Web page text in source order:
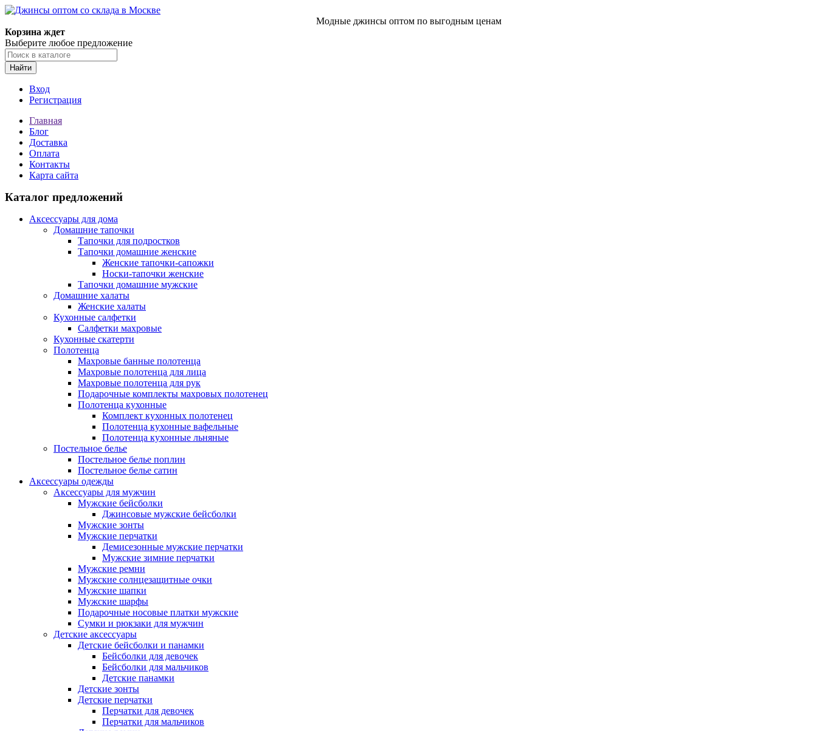
Модные джинсы оптом по выгодным ценам
Корзина ждет
Выберите любое предложение
Найти
Вход
Регистрация
Главная
Блог
Доставка
Оплата
Контакты
Карта сайта
Каталог предложений
Аксессуары для дома
Домашние тапочки
Тапочки для подростков
Тапочки домашние женские
Женские тапочки-сапожки
Носки-тапочки женские
Тапочки домашние мужские
Домашние халаты
Женские халаты
Кухонные салфетки
Салфетки махровые
Кухонные скатерти
Полотенца
Махровые банные полотенца
Махровые полотенца для лица
Махровые полотенца для рук
Подарочные комплекты махровых полотенец
Полотенца кухонные
Комплект кухонных полотенец
Полотенца кухонные вафельные
Полотенца кухонные льняные
Постельное белье
Постельное белье поплин
Постельное белье сатин
Аксессуары одежды
Аксессуары для мужчин
Мужские бейсболки
Джинсовые мужские бейсболки
Мужские зонты
Мужские перчатки
Демисезонные мужские перчатки
Мужские зимние перчатки
Мужские ремни
Мужские солнцезащитные очки
Мужские шапки
Мужские шарфы
Подарочные носовые платки мужские
Сумки и рюкзаки для мужчин
Детские аксессуары
Детские бейсболки и панамки
Бейсболки для девочек
Бейсболки для мальчиков
Детские панамки
Детские зонты
Детские перчатки
Перчатки для девочек
Перчатки для мальчиков